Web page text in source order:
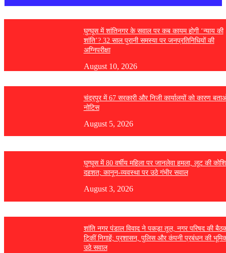
घुग्घूस में शांतिनगर के सवाल पर कब कायम होगी ‘न्याय की
शांति’? 32 साल पुरानी समस्या पर जनप्रतिनिधियों की
अग्निपरीक्षा
August 10, 2026
चंद्रपुर में 67 सरकारी और निजी कार्यालयों को कारण
नोटिस
August 5, 2026
घुग्घूस में 80 वर्षीय महिला पर जानलेवा हमला, लूट की
दहशत; कानून-व्यवस्था पर उठे गंभीर सवाल
August 3, 2026
शांति नगर पंडाल विवाद ने पकड़ा तूल, नगर परिषद की
टिकीं निगाहें; प्रशासन, पुलिस और कंपनी प्रबंधन की
उठे सवाल